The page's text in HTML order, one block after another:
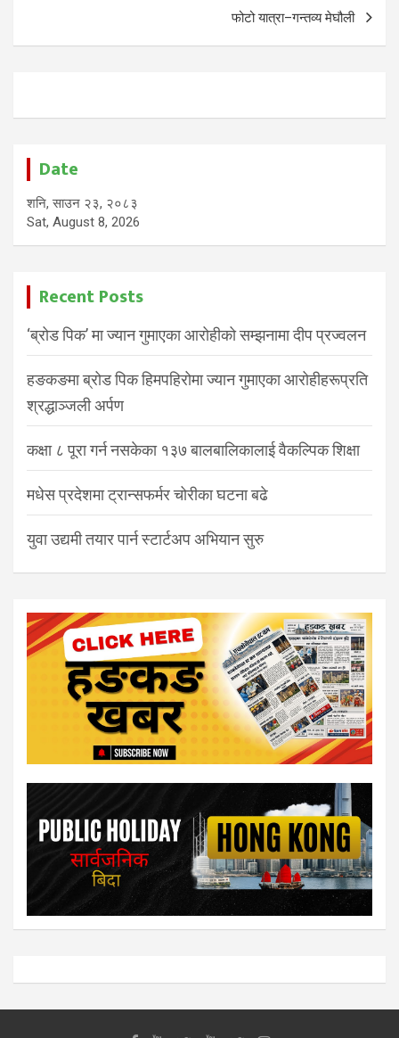
फोटो यात्रा–गन्तव्य मेघौली
Date
शनि, साउन २३, २०८३
Sat, August 8, 2026
Recent Posts
‘ब्रोड पिक’ मा ज्यान गुमाएका आरोहीको सम्झनामा दीप प्रज्वलन
हङकङमा ब्रोड पिक हिमपहिरोमा ज्यान गुमाएका आरोहीहरूप्रति
श्रद्धाञ्जली अर्पण
कक्षा ८ पूरा गर्न नसकेका १३७ बालबालिकालाई वैकल्पिक शिक्षा
मधेस प्रदेशमा ट्रान्सफर्मर चोरीका घटना बढे
युवा उद्यमी तयार पार्न स्टार्टअप अभियान सुरु